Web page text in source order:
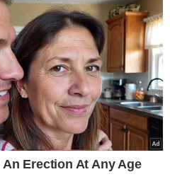
tratando seu
estadual Jeová
coluna da jornalista
ela se refere a páginas
nas redes sociais e alega
seu trabalho como
não estão nem aí,
tem relevância”, afirma
por ela já executadas,
em defesa dos animais, e
de Teresina e a